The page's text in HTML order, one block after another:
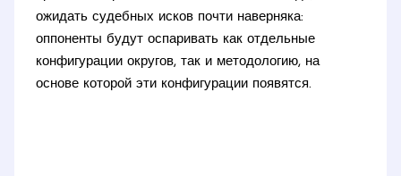
ожидать судебных исков почти наверняка:
оппоненты будут оспаривать как отдельные
конфигурации округов, так и методологию, на
основе которой эти конфигурации появятся.